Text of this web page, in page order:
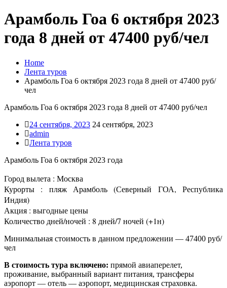
Арамболь Гоа 6 октября 2023
года 8 дней от 47400 руб/чел
Home
Лента туров
Арамболь Гоа 6 октября 2023 года 8 дней от 47400 руб/
чел
Арамболь Гоа 6 октября 2023 года 8 дней от 47400 руб/чел
24 сентября, 2023 24 сентября, 2023
admin
Лента туров
Арамболь Гоа 6 октября 2023 года
Город вылета : Москва
Курорты : пляж Арамболь (Северный ГОА, Республика
Индия)
Акция : выгодные цены
Количество дней/ночей : 8 дней/7 ночей (+1н)
Минимальная стоимость в данном предложении — 47400 руб/
чел
В стоимость тура включено: прямой авиаперелет,
проживание, выбранный вариант питания, трансферы
аэропорт — отель — аэропорт, медицинская страховка.